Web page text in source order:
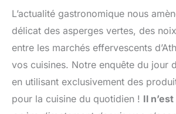
L’actualité gastronomique nous
délicat des asperges vertes, des
entre les marchés effervescents
vos cuisines. Notre enquête du jour
en utilisant exclusivement des
pour la cuisine du quotidien ! Il